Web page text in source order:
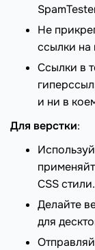
Не
ссылки на
Ссылки в
и ни в
Для верстки:
CSS стили.
Делайте
для